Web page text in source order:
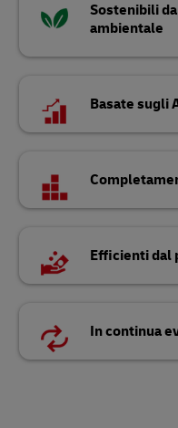
Sostenibili
ambientale
Basate sugli
Efficienti dal
In continua